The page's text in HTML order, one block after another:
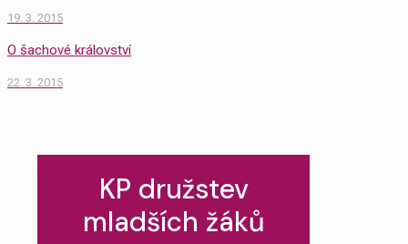
19. 3. 2015
O šachové království
22. 3. 2015
KP družstev
mladších žáků